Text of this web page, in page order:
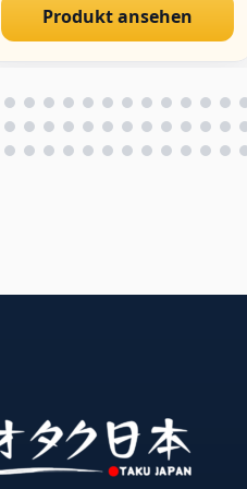
Kleidung/Sammlerstücke/
(Hard Chest)
Produkt ansehen